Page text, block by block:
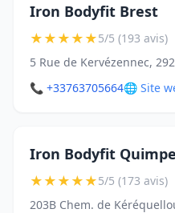
Iron Bodyfit Brest
★★★★★5/5 (193 avis)
5 Rue de Kervézennec,
📞 +33763705664🌐 Site
Iron Bodyfit
★★★★★5/5 (173 avis)
203B Chem. de